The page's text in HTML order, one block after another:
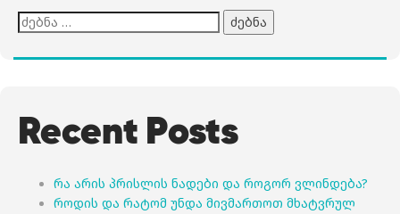
ძებნა:
Recent Posts
რა არის პრისლის ნადები და როგორ ვლინდება?
როდის და რატომ უნდა მივმართოთ მხატვრულ